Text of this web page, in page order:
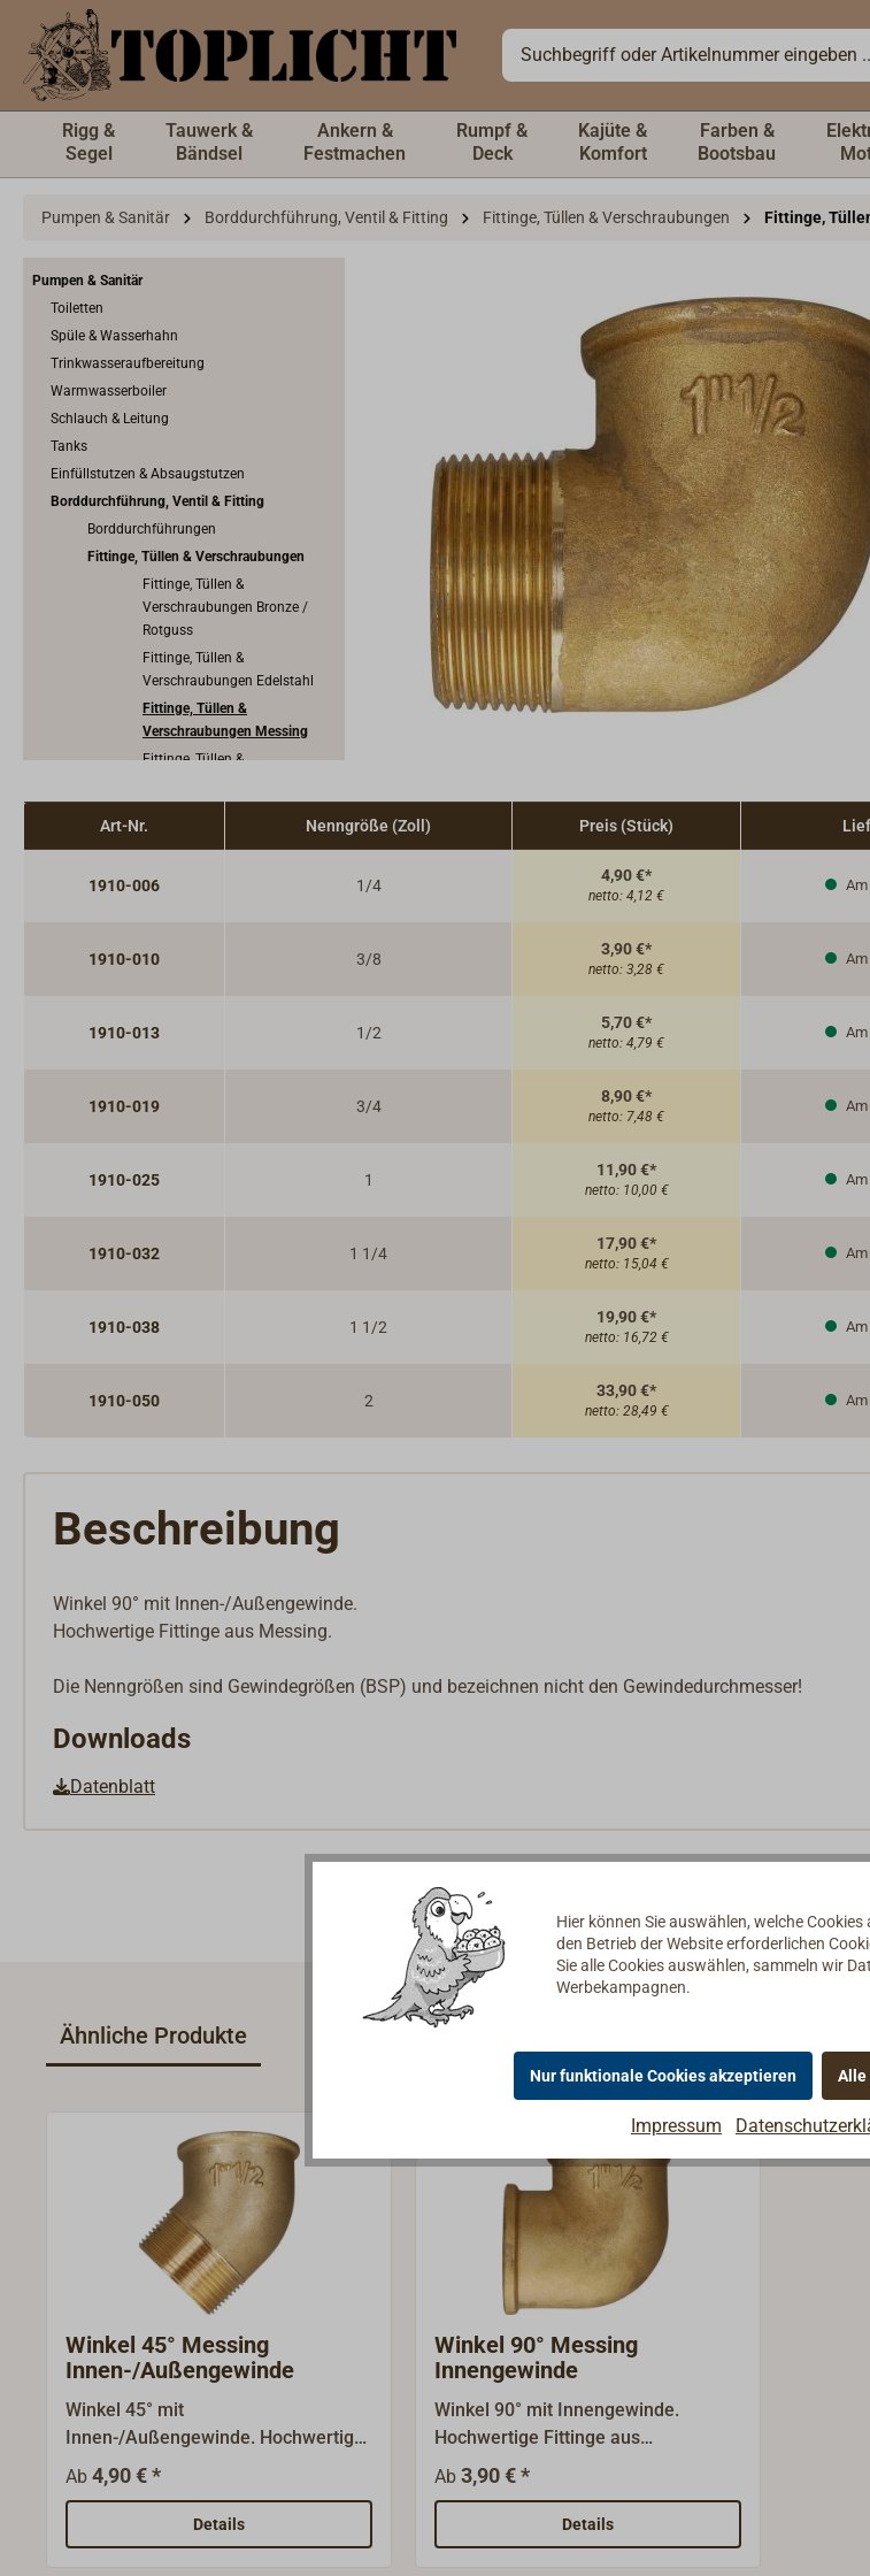
springen
Rigg &
Segel
Tauwerk &
Bändsel
Ankern &
Festmachen
Rumpf &
Deck
Kajüte &
Komfort
Farben &
Bootsbau
Pumpen & Sanitär Borddurchführung, Ventil & Fitting Fittinge, Tüllen & Verschraubungen Fittinge,
Pumpen & Sanitär
Toiletten
Spüle & Wasserhahn
Trinkwasseraufbereitung
Warmwasserboiler
Schlauch & Leitung
Tanks
Einfüllstutzen & Absaugstutzen
Borddurchführung, Ventil & Fitting
Borddurchführungen
Fittinge, Tüllen & Verschraubungen
Fittinge, Tüllen &
Verschraubungen Bronze /
Rotguss
Fittinge, Tüllen &
Verschraubungen Edelstahl
Fittinge, Tüllen &
Verschraubungen Messing
Fittinge, Tüllen &
Dichtungsmaterial
Art-Nr. Nenngröße (Zoll) Preis (Stück)
1910-006 1/4
4,90 €*
netto: 4,12 €
1910-010 3/8
3,90 €*
netto: 3,28 €
1910-013 1/2
5,70 €*
netto: 4,79 €
1910-019 3/4
8,90 €*
netto: 7,48 €
1910-025 1
11,90 €*
netto: 10,00 €
1910-032 1 1/4
17,90 €*
netto: 15,04 €
1910-038 1 1/2
19,90 €*
netto: 16,72 €
1910-050 2
33,90 €*
netto: 28,49 €
Beschreibung
Winkel 90° mit Innen-/Außengewinde.
Hochwertige Fittinge aus Messing.
Die Nenngrößen sind Gewindegrößen (BSP) und bezeichnen nicht den Gewindedurchmesser!
Downloads
Datenblatt
Ähnliche Produkte
Winkel 45° Messing
Innen-/Außengewinde
Winkel 45° mit
Innen-/Außengewinde. Hochwertige
Fittinge aus Messing.Die
Nenngrößen sind Gewindegrößen
(BSP) und bezeichnen nicht den
Gewindedurchmesser!
Ab 4,90 € *
Details
Winkel 90° Messing
Innengewinde
Winkel 90° mit Innengewinde.
Hochwertige Fittinge aus
Messing.Die Nenngrößen sind
Gewindegrößen (BSP) und
bezeichnen nicht den
Gewindedurchmesser!
Ab 3,90 € *
Details
Hier können Sie auswählen, welche
den Betrieb der Website erforderlichen
Sie alle Cookies auswählen, sammeln wir
Werbekampagnen.
Nur funktionale Cookies akzeptieren Alle
Impressum